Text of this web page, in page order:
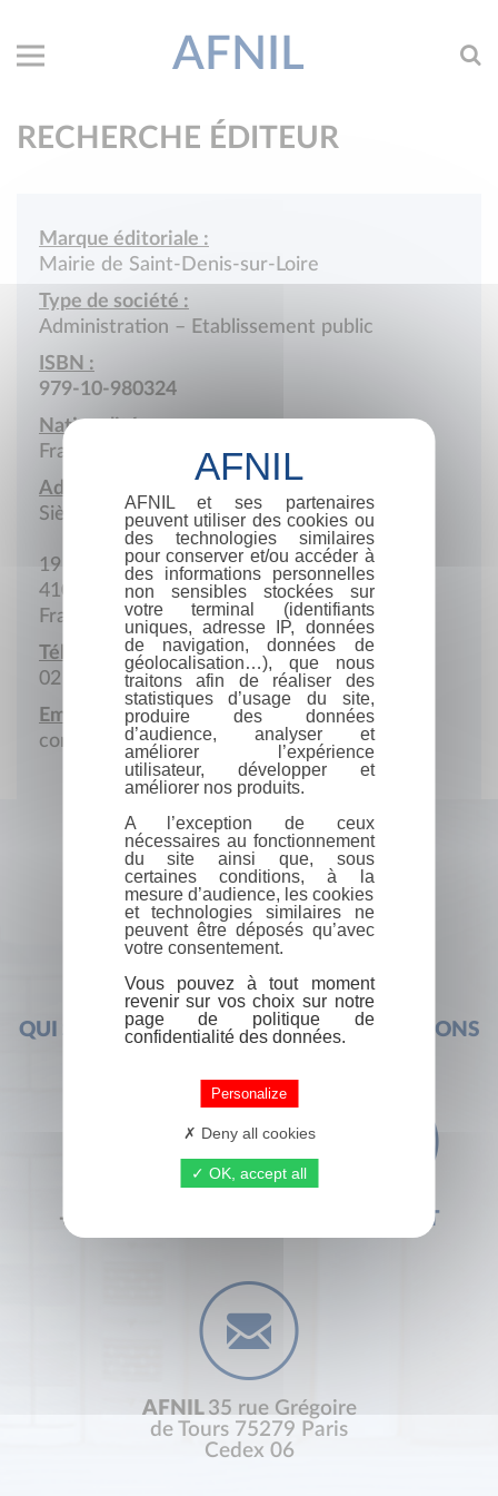
AFNIL
RECHERCHE ÉDITEUR
Marque éditoriale :
Mairie de Saint-Denis-sur-Loire
Type de société :
Administration – Etablissement public
ISBN :
979-10-980324
Nationalité :
France
Adresse :
Siège administratif
19 Rue de la Loire
41000 Saint-Denis-sur-Loire
France
Téléphone :
02 54 78 68 66
Email :
contact@saintdenissurloire.fr
QUI SOMMES-NOUS ? FOIRE AUX QUESTIONS
+33 (0) 1 44 41 29 19 CONTACT
AFNIL 35 rue Grégoire
de Tours 75279 Paris
Cedex 06
AFNIL et ses partenaires
peuvent utiliser des cookies ou
des technologies similaires
pour conserver et/ou accéder à
des informations personnelles
non sensibles stockées sur
votre terminal (identifiants
uniques, adresse IP, données
de navigation, données de
géolocalisation…), que nous
traitons afin de réaliser des
statistiques d’usage du site,
produire des données
d’audience, analyser et
améliorer l’expérience
utilisateur, développer et
améliorer nos produits.
A l’exception de ceux
nécessaires au fonctionnement
du site ainsi que, sous
certaines conditions, à la
mesure d’audience, les cookies
et technologies similaires ne
peuvent être déposés qu’avec
votre consentement.
Vous pouvez à tout moment
revenir sur vos choix sur notre
page de politique de
confidentialité des données.
Personalize
Deny all cookies
OK, accept all